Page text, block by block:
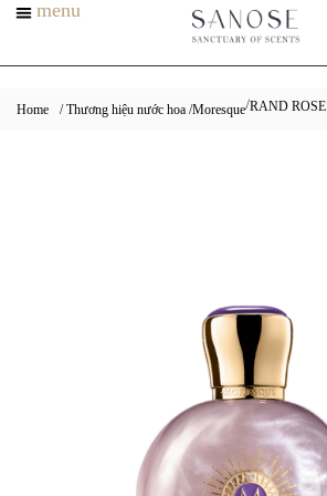
menu
Home / Thương hiệu nước hoa /Moresque/RAND ROSE